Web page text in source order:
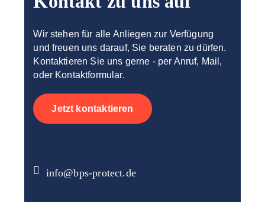
Wir stehen für alle Anliegen zur Verfügung
und freuen uns darauf, Sie beraten zu dürfen.
Kontaktieren Sie uns gerne - per Anruf, Mail,
oder Kontaktformular.
Jetzt kontaktieren
info@bps-protect.de